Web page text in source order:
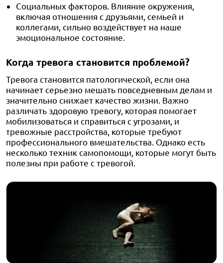
Социальных факторов. Влияние окружения,
включая отношения с друзьями, семьей и
коллегами, сильно воздействует на наше
эмоциональное состояние.
Когда тревога становится проблемой?
Тревога становится патологической, если она
начинает серьезно мешать повседневным делам и
значительно снижает качество жизни. Важно
различать здоровую тревогу, которая помогает
мобилизоваться и справиться с угрозами, и
тревожные расстройства, которые требуют
профессионального вмешательства. Однако есть
несколько техник самопомощи, которые могут быть
полезны при работе с тревогой.